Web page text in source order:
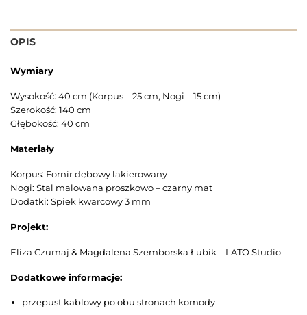
OPIS
Wymiary
Wysokość: 40 cm (Korpus – 25 cm, Nogi – 15 cm)
Szerokość: 140 cm
Głębokość: 40 cm
Materiały
Korpus: Fornir dębowy lakierowany
Nogi: Stal malowana proszkowo – czarny mat
Dodatki: Spiek kwarcowy 3 mm
Projekt:
Eliza Czumaj & Magdalena Szemborska Łubik – LATO Studio
Dodatkowe informacje:
przepust kablowy po obu stronach komody